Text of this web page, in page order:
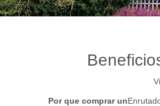
Por que comprar un